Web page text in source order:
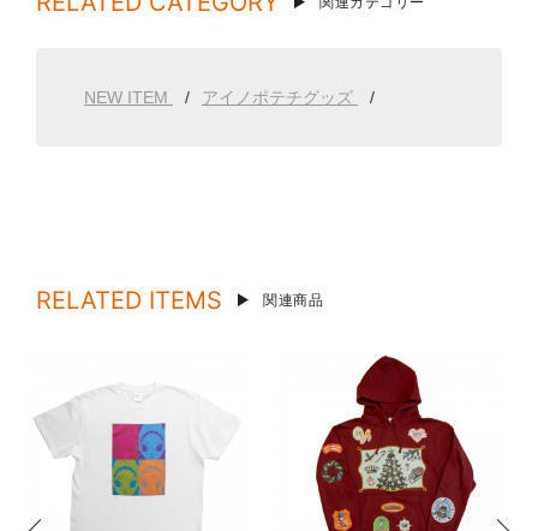
NEW ITEM アイノポテチグッズ
RELATED ITEMS 関連商品